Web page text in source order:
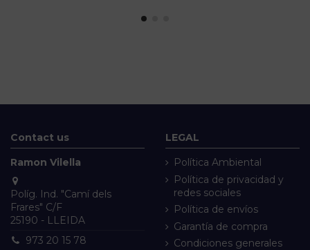
Contact us
Ramon Vilella
Políg. Ind. "Camí dels
Frares" C/F
25190 - LLEIDA
973 20 15 78
LEGAL
Política Ambiental
Política de privacidad y
redes sociales
Política de envíos
Garantía de compra
Condiciones generales